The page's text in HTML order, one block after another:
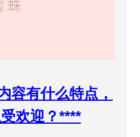
容有什么特点，
欢迎？****